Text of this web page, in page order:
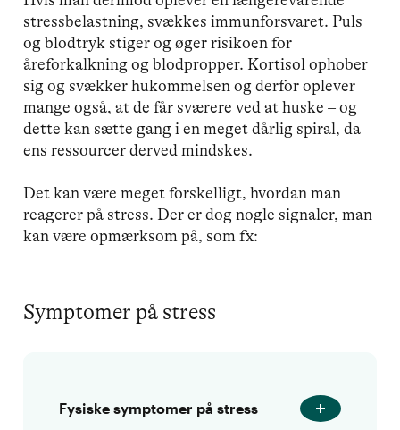
stressbelastning, svækkes immunforsvaret. Puls
og blodtryk stiger og øger risikoen for
åreforkalkning og blodpropper. Kortisol ophober
sig og svækker hukommelsen og derfor oplever
mange også, at de får sværere ved at huske – og
dette kan sætte gang i en meget dårlig spiral, da
ens ressourcer derved mindskes.
Det kan være meget forskelligt, hvordan man
reagerer på stress. Der er dog nogle signaler, man
kan være opmærksom på, som fx:
Symptomer på stress
Fysiske symptomer på stress